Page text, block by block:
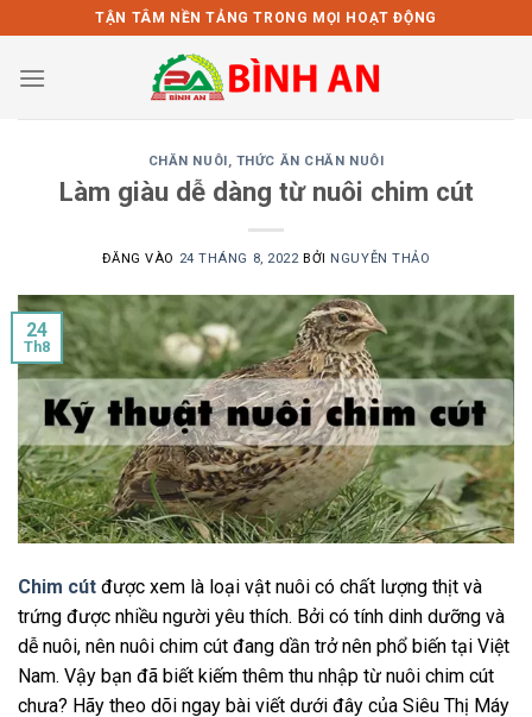
qua
nội
TẬN TÂM NỀN TẢNG TRONG MỌI HOẠT ĐỘNG
CHĂN NUÔI, THỨC ĂN CHĂN NUÔI
Làm giàu dễ dàng từ nuôi chim cút
ĐĂNG VÀO 24 THÁNG 8, 2022 BỞI NGUYỄN THẢO
24
Th8
Chim cút được xem là loại vật nuôi có chất lượng thịt và
trứng được nhiều người yêu thích. Bởi có tính dinh dưỡng và
dễ nuôi, nên nuôi chim cút đang dần trở nên phổ biến tại Việt
Nam. Vậy bạn đã biết kiếm thêm thu nhập từ nuôi chim cút
chưa? Hãy theo dõi ngay bài viết dưới đây của Siêu Thị Máy